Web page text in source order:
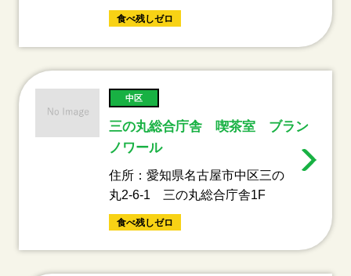
食べ残しゼロ
中区
三の丸総合庁舎 喫茶室 ブラン
ノワール
住所：愛知県名古屋市中区三の
丸2-6-1 三の丸総合庁舎1F
食べ残しゼロ